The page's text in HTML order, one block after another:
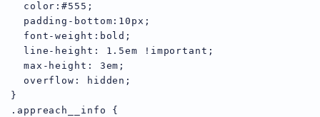
  color:#555;
  padding-bottom:10px;
  font-weight:bold;
  line-height: 1.5em !important;
  max-height: 3em;
  overflow: hidden;
}
.appreach__info {